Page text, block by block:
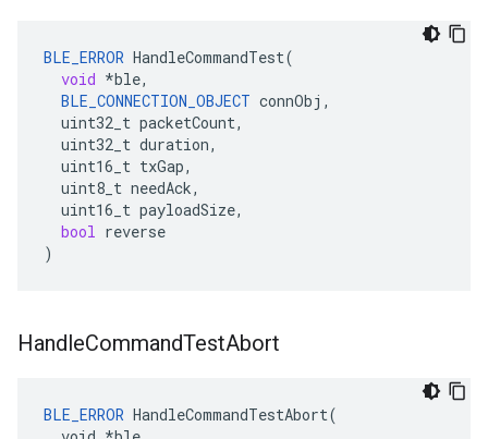
BLE_ERROR HandleCommandTest(
void *ble,
BLE_CONNECTION_OBJECT connObj ,
uint32_t packetCount,
uint32_t duration,
uint16_t txGap,
uint8_t needAck,
uint16_t payloadSize,
bool reverse
)
HandleCommandTestAbort
BLE_ERROR HandleCommandTestAbort(